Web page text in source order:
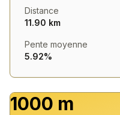
Distance
11.90 km
Pente moyenne
5.92%
1000 m